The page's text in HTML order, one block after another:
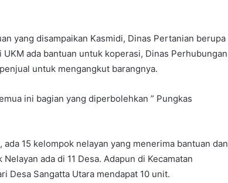
yang disampaikan Kasmidi, Dinas Pertanian berupa
ada bantuan untuk koperasi, Dinas Perhubungan
untuk mengangkut barangnya.
ini bagian yang diperbolehkan ” Pungkas
15 kelompok nelayan yang menerima bantuan dan
ada di 11 Desa. Adapun di Kecamatan
Desa Sangatta Utara mendapat 10 unit.